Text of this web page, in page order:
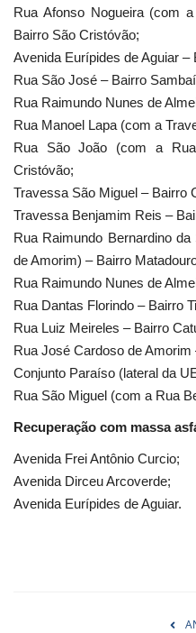
Rua Afonso Nogueira (com
Bairro São Cristóvão;
Avenida Eurípides de Aguiar –
Rua São José – Bairro
Rua Raimundo Nunes de
Rua Manoel Lapa (com a
Rua São João (com a
Cristóvão;
Travessa São Miguel – Bairro
Travessa Benjamim Reis –
Rua Raimundo Bernardino
de Amorim) – Bairro
Rua Raimundo Nunes de
Rua Dantas Florindo – Bairro
Rua Luiz Meireles – Bairro
Rua José Cardoso de Amorim
Conjunto Paraíso (lateral da
Rua São Miguel (com a Rua
Recuperação com massa
Avenida Frei Antônio Curcio;
Avenida Dirceu Arcoverde;
Avenida Eurípides de Aguiar.